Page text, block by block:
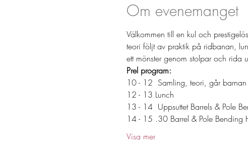
Om evenemanget
Välkommen till en kul och
teori följt av praktik på ridbanan,
ett mönster genom stolpar och rida
Prel program:
10 - 12  Samling, teori, går
12 - 13 Lunch
13 - 14  Uppsuttet Barrels & Pole
14 - 15 .30 Barrel & Pole Bending
Visa mer